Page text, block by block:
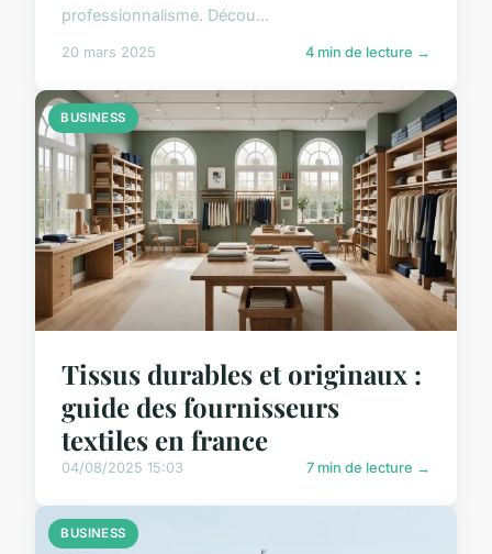
professionnalisme. Décou...
20 mars 2025 4 min de lecture →
BUSINESS
Tissus durables et originaux :
guide des fournisseurs
textiles en france
04/08/2025 15:03 7 min de lecture →
BUSINESS